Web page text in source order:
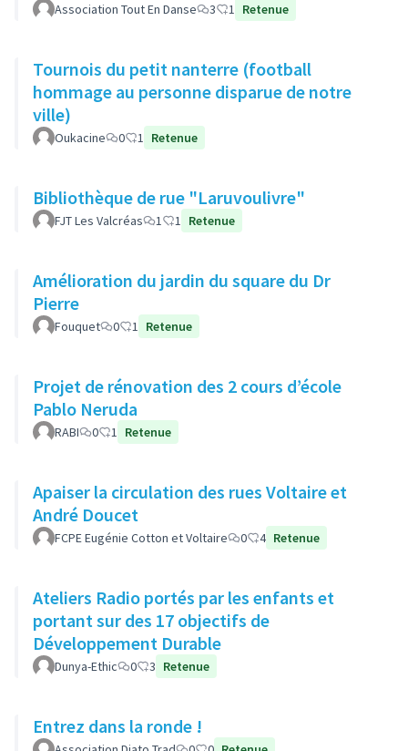
Association Tout En Danse 3 1 Retenue
Tournois du petit nanterre (football
hommage au personne disparue de notre
ville)
Oukacine 0 1 Retenue
Bibliothèque de rue "Laruvoulivre"
FJT Les Valcréas 1 1 Retenue
Amélioration du jardin du square du Dr
Pierre
Fouquet 0 1 Retenue
Projet de rénovation des 2 cours d’école
Pablo Neruda
RABI 0 1 Retenue
Apaiser la circulation des rues Voltaire et
André Doucet
FCPE Eugénie Cotton et Voltaire 0 4 Retenue
Ateliers Radio portés par les enfants et
portant sur des 17 objectifs de
Développement Durable
Dunya-Ethic 0 3 Retenue
Entrez dans la ronde !